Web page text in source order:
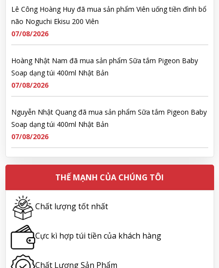
Lê Công Hoàng Huy đã mua sản phẩm Viên uống tiền đình bổ
não Noguchi Ekisu 200 Viên
07/08/2026
Hoàng Nhật Nam đã mua sản phẩm Sữa tắm Pigeon Baby
Soap dạng túi 400ml Nhật Bản
07/08/2026
Nguyễn Nhật Quang đã mua sản phẩm Sữa tắm Pigeon Baby
Soap dạng túi 400ml Nhật Bản
07/08/2026
Võ Thị Thanh Tươi đã mua sản phẩm Men Vi Sinh BioGaia
Nhật Bản lọ 5ml cho trẻ Sơ Sinh
07/08/2026
Đặng Hòa Khánh Yên đã mua sản phẩm Men Vi Sinh BioGaia
Nhật Bản lọ 5ml cho trẻ Sơ Sinh
07/08/2026
THẾ MẠNH CỦA CHÚNG TÔI
Chất lượng tốt nhất
Cực kì hợp túi tiền của khách hàng
Chất Lượng Sản Phẩm